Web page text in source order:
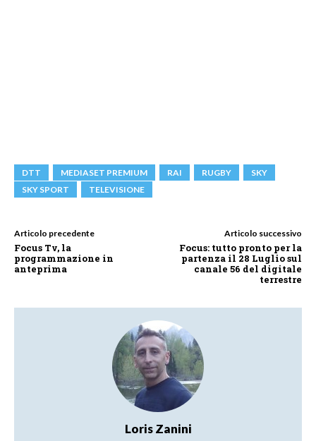
DTT MEDIASET PREMIUM RAI RUGBY
SKY
SKY SPORT
TELEVISIONE
Articolo precedente
Focus Tv, la
programmazione in
anteprima
Articolo successivo
Focus: tutto pronto per la
partenza il 28 Luglio sul
canale 56 del digitale
terrestre
Loris Zanini